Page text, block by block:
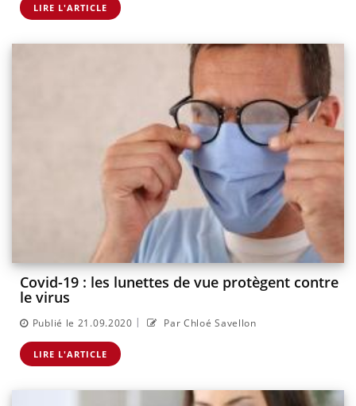
LIRE L'ARTICLE
Covid-19 : les lunettes de vue protègent contre
le virus
Publié le 21.09.2020 | Par Chloé Savellon
LIRE L'ARTICLE